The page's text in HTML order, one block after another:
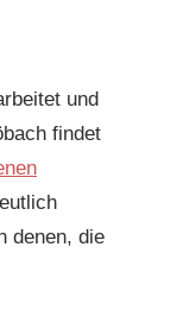
und
findet
denen, die